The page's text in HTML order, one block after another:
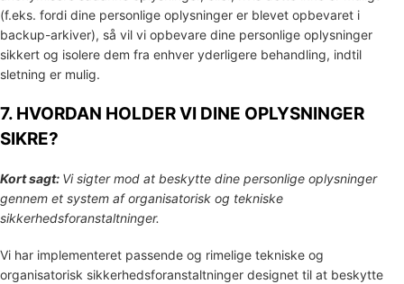
(f.eks. fordi dine personlige oplysninger er blevet opbevaret i
backup-arkiver), så vil vi opbevare dine personlige oplysninger
sikkert og isolere dem fra enhver yderligere behandling, indtil
sletning er mulig.
7. HVORDAN HOLDER VI DINE OPLYSNINGER
SIKRE?
Kort sagt: Vi sigter mod at beskytte dine personlige oplysninger
gennem et system aforganisatorisk og tekniske
sikkerhedsforanstaltninger.
Vi har implementeret passende og rimelige tekniske og
organisatorisk sikkerhedsforanstaltninger designet til at beskytte